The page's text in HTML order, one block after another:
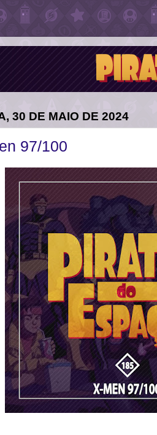
30 DE MAIO DE 2024
97/100